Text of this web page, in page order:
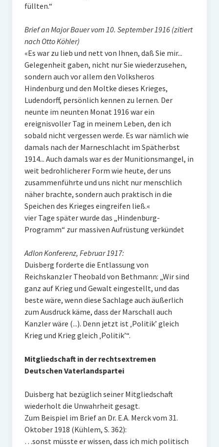
füllten.“
Brief an Major Bauer vom 10. September 1916 (zitiert
nach Otto Köhler)
«Es war zu lieb und nett von Ihnen, daß Sie mir...
Gelegenheit gaben, nicht nur Sie wiederzusehen,
sondern auch vor allem den Volksheros
Hindenburg und den Moltke dieses Krieges,
Ludendorff, persönlich kennen zu lernen. Der
neunte im neunten Monat 1916 war ein
ereignisvoller Tag in meinem Leben, den ich
sobald nicht vergessen werde. Es war nämlich wie
damals nach der Marneschlacht im Spätherbst
1914... Auch damals war es der Munitionsmangel, in
weit bedrohlicherer Form wie heute, der uns
zusammenführte und uns nicht nur menschlich
näher brachte, sondern auch praktisch in die
Speichen des Krieges eingreifen ließ.«
vier Tage später wurde das „Hindenburg-
Programm“ zur massiven Aufrüstung verkündet
Adlon Konferenz, Februar 1917:
Duisberg forderte die Entlassung von
Reichskanzler Theobald von Bethmann: „Wir sind
ganz auf Krieg und Gewalt eingestellt, und das
beste wäre, wenn diese Sachlage auch äußerlich
zum Ausdruck käme, dass der Marschall auch
Kanzler wäre (...). Denn jetzt ist ‚Politik’ gleich
Krieg und Krieg gleich ‚Politik’“.
Mitgliedschaft in der rechtsextremen
Deutschen Vaterlandspartei
Duisberg hat bezüglich seiner Mitgliedschaft
wiederholt die Unwahrheit gesagt.
Zum Beispiel im Brief an Dr. E.A. Merck vom 31.
Oktober 1918 (Kühlem, S. 362):
…sonst müsste er wissen, dass ich mich politisch